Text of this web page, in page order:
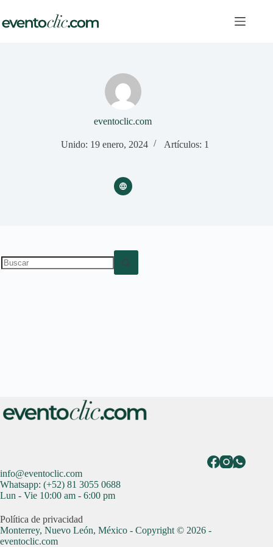
contenido
eventoclic.com
Unido: 19 enero, 2024 Artículos: 1
info@eventoclic.com
Whatsapp: (+52) 81 3055 0688
Lun - Vie 10:00 am - 6:00 pm
Política de privacidad
Monterrey, Nuevo León, México - Copyright © 2026 -
eventoclic.com